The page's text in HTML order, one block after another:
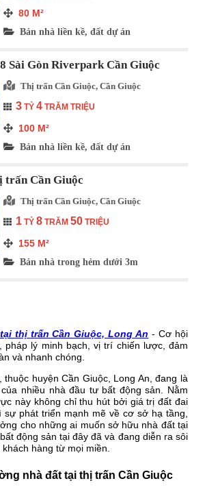
80 M²
Bán nhà liền kề, đất dự án
Sài Gòn Riverpark Cần Giuộc
Thị trấn Cần Giuộc, Cần Giuộc
3 TỶ4 TRĂM TRIỆU
100 M²
Bán nhà liền kề, đất dự án
trấn Cần Giuộc
Thị trấn Cần Giuộc, Cần Giuộc
1 TỶ8 TRĂM50 TRIỆU
155 M²
Bán nhà trong hẻm dưới 3m
thị trấn Cần Giuộc, Long An - Cơ hội
pháp lý minh bạch, vị trí chiến lược, đảm
và nhanh chóng.
thuộc huyện Cần Giuộc, Long An, đang là
nhiều nhà đầu tư bất động sản. Nằm
này không chỉ thu hút bởi giá trị đất đai
sự phát triển mạnh mẽ về cơ sở hạ tầng,
cho những ai muốn sở hữu nhà đất tại
động sản tại đây đã và đang diễn ra sôi
hàng từ mọi miền.
nhà đất tại thị trấn Cần Giuộc